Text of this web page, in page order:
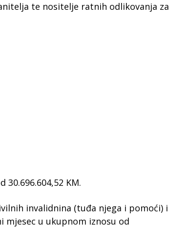
te nositelje ratnih odlikovanja za
KM.
invalidnina (tuđa njega i pomoći) i
mjesec u ukupnom iznosu od